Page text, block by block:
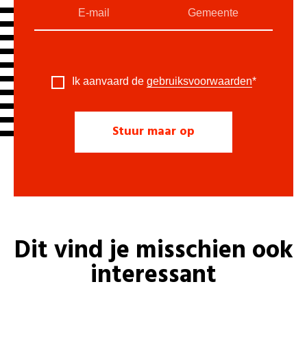
Ik aanvaard de gebruiksvoorwaarden*
Dit vind je misschien ook
interessant